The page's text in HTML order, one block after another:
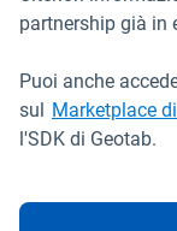
partnership già in
Puoi anche
sul
Marketplace
l'SDK di Geotab.